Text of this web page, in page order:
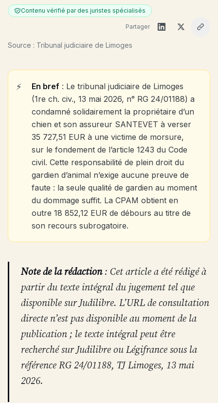
Contenu vérifié par des juristes spécialisés
Partager
Source : Tribunal judiciaire de Limoges
En bref : Le tribunal judiciaire de Limoges
(1re ch. civ., 13 mai 2026, n° RG 24/01188) a
condamné solidairement la propriétaire d’un
chien et son assureur SANTEVET à verser
35 727,51 EUR à une victime de morsure,
sur le fondement de l’article 1243 du Code
civil. Cette responsabilité de plein droit du
gardien d’animal n’exige aucune preuve de
faute : la seule qualité de gardien au moment
du dommage suffit. La CPAM obtient en
outre 18 852,12 EUR de débours au titre de
son recours subrogatoire.
Note de la rédaction: Cet article a été rédigé à
partir du texte intégral du jugement tel que
disponible sur Judilibre. L’URL de consultation
directe n’est pas disponible au moment de la
publication ; le texte intégral peut être
recherché sur Judilibre ou Légifrance sous la
référence RG 24/01188, TJ Limoges, 13 mai
2026.